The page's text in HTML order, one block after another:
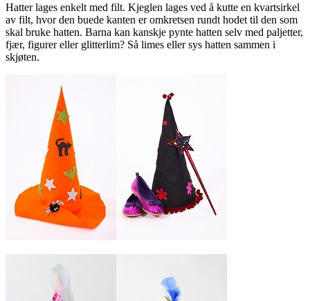
Hatter lages enkelt med filt. Kjeglen lages ved å kutte en kvartsirkel
av filt, hvor den buede kanten er omkretsen rundt hodet til den som
skal bruke hatten. Barna kan kanskje pynte hatten selv med paljetter,
fjær, figurer eller glitterlim? Så limes eller sys hatten sammen i
skjøten.